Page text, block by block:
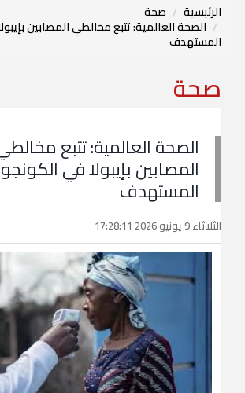
الرئيسية صحة
الصحة العالمية: تتبع مخالطي المصابين
المستهدف
صحة
الصحة العالمية: تتبع
المصابين بإيبولا في
المستهدف
الثلاثاء 9 يونيو 2026 17:28:11